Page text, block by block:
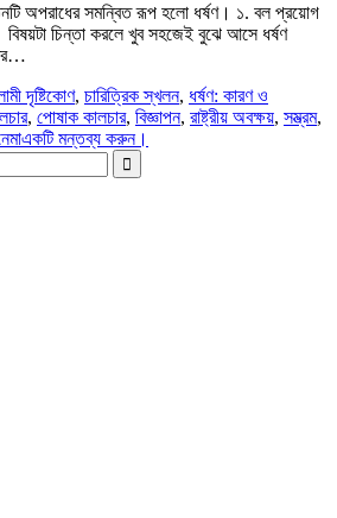
অপরাধের সমন্বিত রূপ হলো ধর্ষণ। ১. বল প্রয়োগ
চিন্তা করলে খুব সহজেই বুঝে আসে ধর্ষণ
দৃষ্টিকোণ, চারিত্রিক স্খলন, ধর্ষণ: কারণ ও
, পোষাক কালচার, বিজ্ঞাপন, রাষ্ট্রীয় অবক্ষয়, সম্ভ্রম,
একটি মন্তব্য করুন।